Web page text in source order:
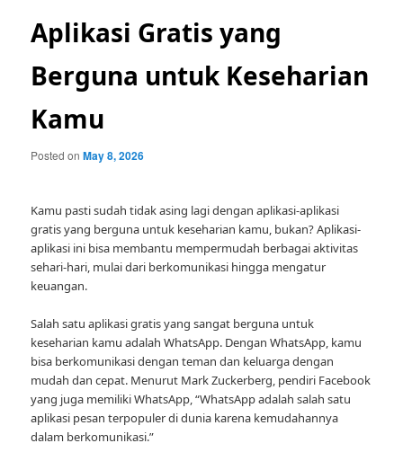
Aplikasi Gratis yang
Berguna untuk Keseharian
Kamu
Posted onMay 8, 2026
Kamu pasti sudah tidak asing lagi dengan aplikasi-aplikasi
gratis yang berguna untuk keseharian kamu, bukan? Aplikasi-
aplikasi ini bisa membantu mempermudah berbagai aktivitas
sehari-hari, mulai dari berkomunikasi hingga mengatur
keuangan.
Salah satu aplikasi gratis yang sangat berguna untuk
keseharian kamu adalah WhatsApp. Dengan WhatsApp, kamu
bisa berkomunikasi dengan teman dan keluarga dengan
mudah dan cepat. Menurut Mark Zuckerberg, pendiri Facebook
yang juga memiliki WhatsApp, “WhatsApp adalah salah satu
aplikasi pesan terpopuler di dunia karena kemudahannya
dalam berkomunikasi.”